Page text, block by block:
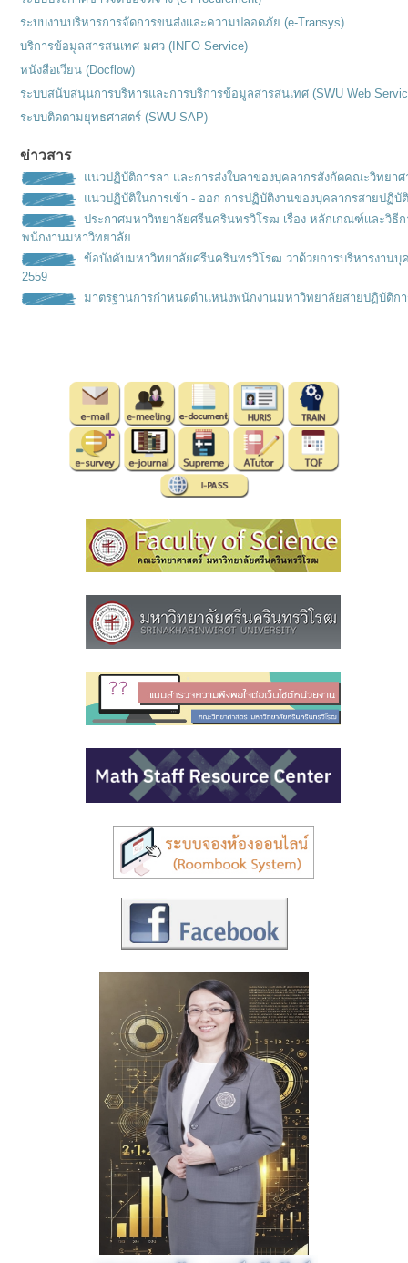
ระบบงานบริหารการจัดการขนส่งและความปลอดภัย (e-Transys)
บริการข้อมูลสารสนเทศ มศว (INFO Service)
หนังสือเวียน (Docflow)
ระบบสนับสนุนการบริหารและการบริการข้อมูลสารสนเทศ (SWU Web
ระบบติดตามยุทธศาสตร์ (SWU-SAP)
ข่าวสาร
แนวปฏิบัติการลา และการส่งใบลาของบุคลากรสังกัดคณะวิทยาศ
แนวปฏิบัติในการเข้า - ออก การปฏิบัติงานของบุคลากรสายปฏิบั
ประกาศมหาวิทยาลัยศรีนครินทรวิโรฒ เรื่อง หลักเกณฑ์เเละวิธี
พนักงานมหาวิทยาลัย
ข้อบังคับมหาวิทยาลัยศรีนครินทรวิโรฒ ว่าด้วยการบริหารงาน
2559
มาตรฐานการกำหนดตำเเหน่งพนักงานมหาวิทยาลัยสายปฏิบัติก